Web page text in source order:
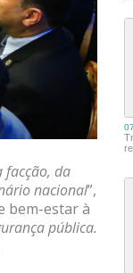
facção, da
nacional”,
bem-estar à
pública.